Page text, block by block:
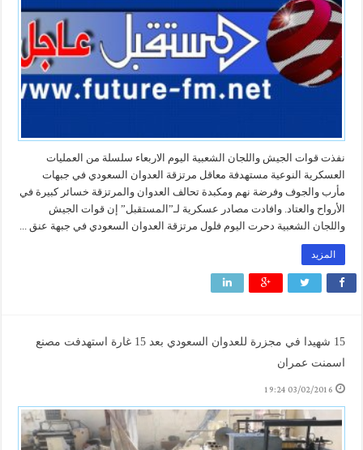
نفذت قوات الجيش واللجان الشعبية اليوم الاربعاء سلسلة من العمليات
العسكرية النوعية مستهدفة معاقل مرتزقة العدوان السعودي في جبهات
مأرب والجوف وفرضة نهم ومكبدة تحالف العدوان والمرتزقة خسائر كبيرة في
الأرواح والعتاد. وافادت مصادر عسكرية لـ”المستقبل” إن قوات الجيش
واللجان الشعبية دحرت اليوم فلول مرتزقة العدوان السعودي في جبهة عنق ...
المزيد
15 شهيدا في مجزرة للعدوان السعودي بعد 15 غارة استهدفت مصنع
اسمنت عمران
03/02/2016 19:24